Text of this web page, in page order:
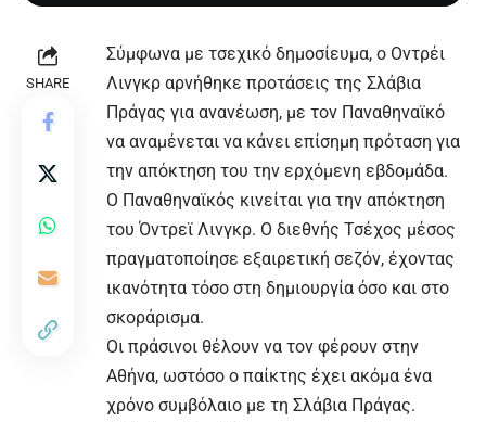
SHARE
Σύμφωνα με τσεχικό δημοσίευμα, ο Οντρέι
Λινγκρ αρνήθηκε προτάσεις της Σλάβια
Πράγας για ανανέωση, με τον Παναθηναϊκό
να αναμένεται να κάνει επίσημη πρόταση για
την απόκτηση του την ερχόμενη εβδομάδα.
Ο Παναθηναϊκός κινείται για την απόκτηση
του Όντρεϊ Λινγκρ. Ο διεθνής Τσέχος μέσος
πραγματοποίησε εξαιρετική σεζόν, έχοντας
ικανότητα τόσο στη δημιουργία όσο και στο
σκοράρισμα.
Οι πράσινοι θέλουν να τον φέρουν στην
Αθήνα, ωστόσο ο παίκτης έχει ακόμα ένα
χρόνο συμβόλαιο με τη Σλάβια Πράγας.